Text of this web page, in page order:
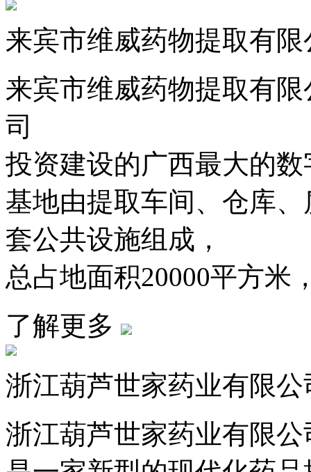
来宾市维威药物提取有限
来宾市维威药物提取有
司
投资建设的广西最大的
基地由提取车间、仓库
套公共设施组成，
总占地面积20000平方米
了解更多
浙江葫芦世家药业有限公
浙江葫芦世家药业有限